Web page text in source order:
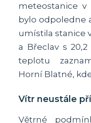
meteostanice v
bylo odpoledne
umístila stanice
a Břeclav s 20,2
teplotu
Horní Blatné,
Vítr neustále
Větrné